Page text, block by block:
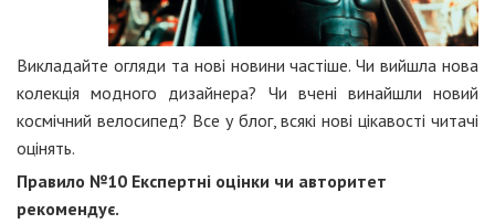
Викладайте огляди та нові новини частіше. Чи вийшла нова
колекція модного дизайнера? Чи вчені винайшли новий
космічний велосипед? Все у блог, всякі нові цікавості читачі
оцінять.
Правило №10 Експертні оцінки чи авторитет
рекомендує.